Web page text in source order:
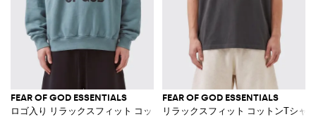
FEAR OF GOD ESSENTIALS
ロゴ入り リラックスフィット コットンフーディ
FEAR OF GOD ESSENTIALS
リラックスフィット コットンTシャ